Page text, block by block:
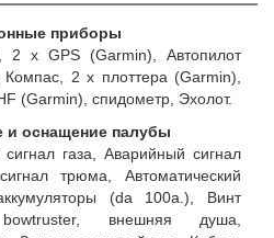
приборы
2 x GPS (Garmin), Автопилот
2 x плоттера (Garmin),
(Garmin), спидометр, Эхолот.
и оснащение палубы
газа, Аварийный сигнал
трюма, Автоматический
(da 100a.), Винт
внешняя душа,